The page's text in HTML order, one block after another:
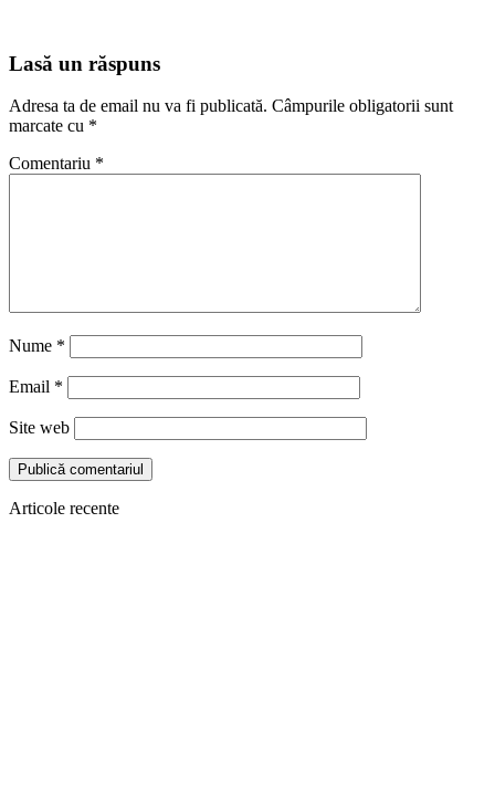
Lasă un răspuns
Adresa ta de email nu va fi publicată. Câmpurile obligatorii sunt
marcate cu *
Comentariu *
Nume *
Email *
Site web
Articole recente